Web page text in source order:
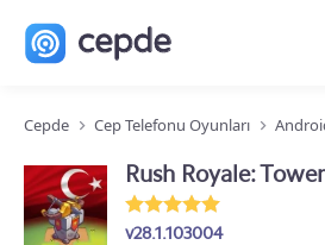
Cepde Cep Telefonu Oyunları
Rush Royale:
v28.1.103004